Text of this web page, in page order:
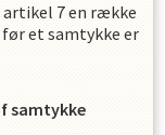
7 en række
et samtykke er
samtykke